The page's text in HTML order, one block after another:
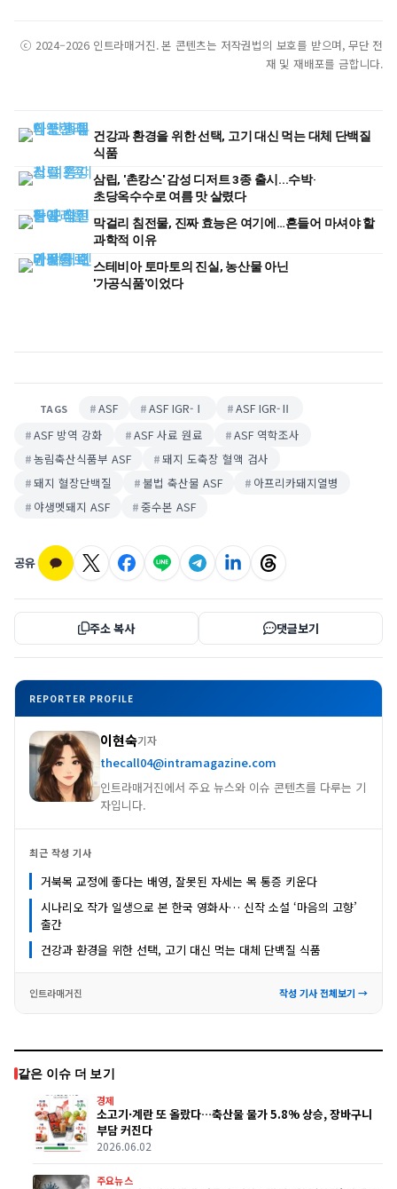
ⓒ 2024–2026 인트라매거진. 본 콘텐츠는 저작권법의 보호를 받으며, 무단 전
재 및 재배포를 금합니다.
건강과 환경을 위한 선택, 고기 대신 먹는 대체 단백질
식품
삼립, '촌캉스' 감성 디저트 3종 출시...수박·
초당옥수수로 여름 맛 살렸다
막걸리 침전물, 진짜 효능은 여기에…흔들어 마셔야 할
과학적 이유
스테비아 토마토의 진실, 농산물 아닌
'가공식품'이었다
TAGS ASF ASF IGR-Ⅰ
ASF IGR-Ⅱ
ASF 방역 강화
ASF 사료 원료
ASF 역학조사
농림축산식품부 ASF
돼지 도축장 혈액 검사
돼지 혈장단백질
불법 축산물 ASF
아프리카돼지열병
야생멧돼지 ASF
중수본 ASF
공유
주소 복사 댓글보기
REPORTER PROFILE
이현숙기자
thecall04@intramagazine.com
인트라매거진에서 주요 뉴스와 이슈 콘텐츠를 다루는 기
자입니다.
최근 작성 기사
거북목 교정에 좋다는 배영, 잘못된 자세는 목 통증 키운다
시나리오 작가 일생으로 본 한국 영화사… 신작 소설 ‘마음의 고향’
출간
건강과 환경을 위한 선택, 고기 대신 먹는 대체 단백질 식품
인트라매거진 작성 기사 전체보기 →
같은 이슈 더 보기
경제
소고기·계란 또 올랐다…축산물 물가 5.8% 상승, 장바구니
부담 커진다
2026.06.02
주요뉴스